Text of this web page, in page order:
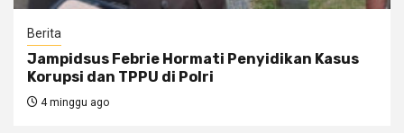
Berita
Jampidsus Febrie Hormati Penyidikan Kasus
Korupsi dan TPPU di Polri
4 minggu ago